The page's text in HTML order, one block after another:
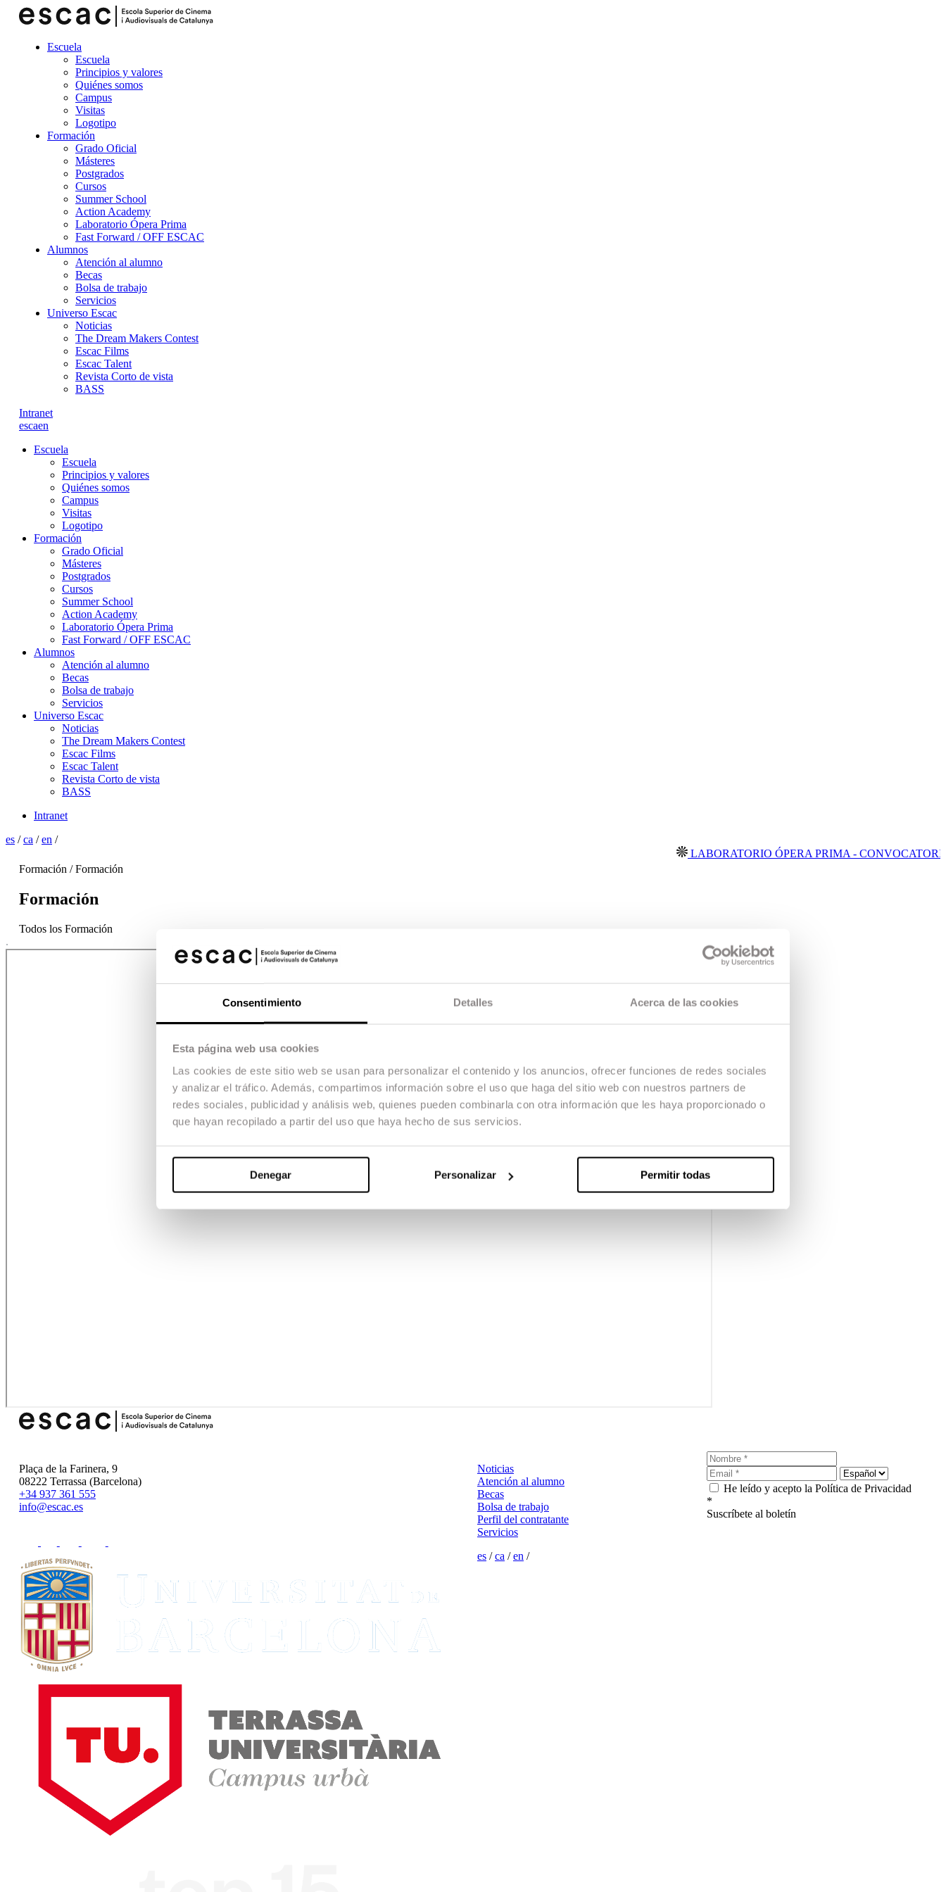
Consentimiento Detalles Acerca de las cookies
Esta página web usa cookies
Las cookies de este sitio web se usan para personalizar el contenido y los anuncios, ofrecer funciones de redes sociales
y analizar el tráfico. Además, compartimos información sobre el uso que haga del sitio web con nuestros partners de
redes sociales, publicidad y análisis web, quienes pueden combinarla con otra información que les haya proporcionado o
que hayan recopilado a partir del uso que haya hecho de sus servicios.
Denegar Personalizar Permitir todas
Escuela
Escuela
Principios y valores
Quiénes somos
Campus
Visitas
Logotipo
Formación
Grado Oficial
Másteres
Postgrados
Cursos
Summer School
Action Academy
Laboratorio Ópera Prima
Fast Forward / OFF ESCAC
Alumnos
Atención al alumno
Becas
Bolsa de trabajo
Servicios
Universo Escac
Noticias
The Dream Makers Contest
Escac Films
Escac Talent
Revista Corto de vista
BASS
Intranet
escaen
Escuela
Escuela
Principios y valores
Quiénes somos
Campus
Visitas
Logotipo
Formación
Grado Oficial
Másteres
Postgrados
Cursos
Summer School
Action Academy
Laboratorio Ópera Prima
Fast Forward / OFF ESCAC
Alumnos
Atención al alumno
Becas
Bolsa de trabajo
Servicios
Universo Escac
Noticias
The Dream Makers Contest
Escac Films
Escac Talent
Revista Corto de vista
BASS
Intranet
es /ca /en /
LABORATORIO ÓPERA PRIMA - CONVOCATORIA
Formación / Formación
Formación
Todos los Formación
Plaça de la Farinera, 9
08222 Terrassa (Barcelona)
+34 937 361 555
info@escac.es
Noticias
Atención al alumno
Becas
Bolsa de trabajo
Perfil del contratante
Servicios
es /ca /en /
He leído y acepto la Política de Privacidad
*
Suscríbete al boletín